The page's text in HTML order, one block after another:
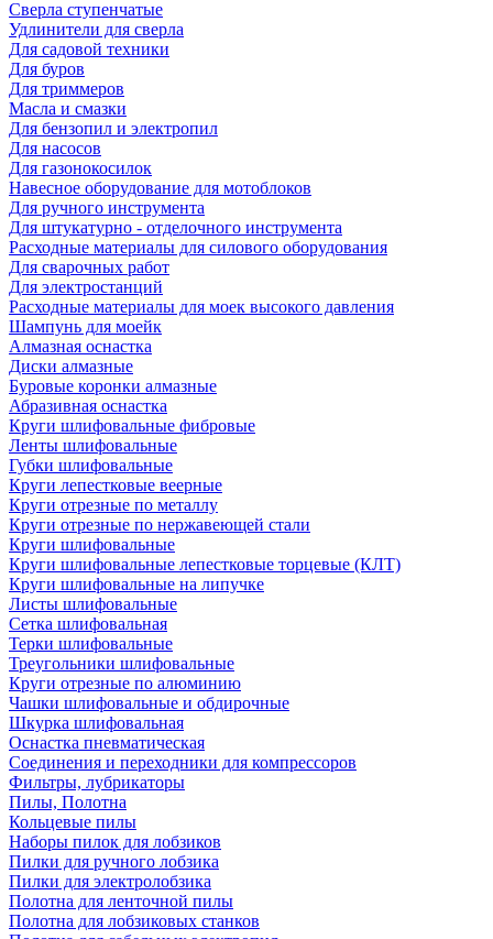
Сверла ступенчатые
Удлинители для сверла
Для садовой техники
Для буров
Для триммеров
Масла и смазки
Для бензопил и электропил
Для насосов
Для газонокосилок
Навесное оборудование для мотоблоков
Для ручного инструмента
Для штукатурно - отделочного инструмента
Расходные материалы для силового оборудования
Для сварочных работ
Для электростанций
Расходные материалы для моек высокого давления
Шампунь для моейк
Алмазная оснастка
Диски алмазные
Буровые коронки алмазные
Абразивная оснастка
Круги шлифовальные фибровые
Ленты шлифовальные
Губки шлифовальные
Круги лепестковые веерные
Круги отрезные по металлу
Круги отрезные по нержавеющей стали
Круги шлифовальные
Круги шлифовальные лепестковые торцевые (КЛТ)
Круги шлифовальные на липучке
Листы шлифовальные
Сетка шлифовальная
Терки шлифовальные
Треугольники шлифовальные
Круги отрезные по алюминию
Чашки шлифовальные и обдирочные
Шкурка шлифовальная
Оснастка пневматическая
Соединения и переходники для компрессоров
Фильтры, лубрикаторы
Пилы, Полотна
Кольцевые пилы
Наборы пилок для лобзиков
Пилки для ручного лобзика
Пилки для электролобзика
Полотна для ленточной пилы
Полотна для лобзиковых станков